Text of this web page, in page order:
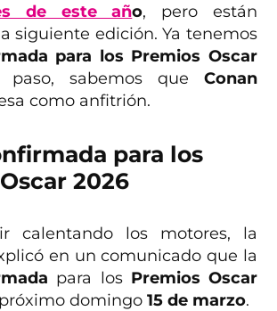
de este año, pero están
siguiente edición. Ya tenemos
para los Premios Oscar
sabemos que Conan
como anfitrión.
para los
2026
calentando los motores, la
en un comunicado que la
para los Premios Oscar
domingo15 de marzo.